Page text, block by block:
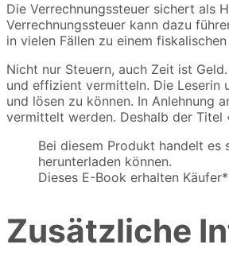
Die Verrechnungssteuer sichert als
Verrechnungssteuer kann dazu
in vielen Fällen zu einem
Nicht nur Steuern, auch Zeit ist
und effizient vermitteln. Die Leserin
und lösen zu können. In Anlehnung
vermittelt werden. Deshalb der Titel
Bei diesem Produkt handelt es
herunterladen können.
Dieses E-Book erhalten
Zusätzliche